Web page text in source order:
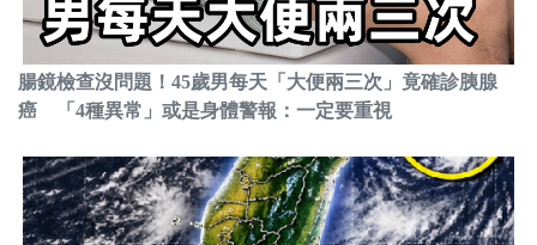
腸鏡檢查沒問題！45歲男每天「大便兩三次」竟確診胰腺
癌 「4種異常」或是身體警報：一定要重視